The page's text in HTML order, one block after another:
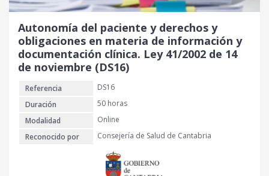
Autonomía del paciente y derechos y
obligaciones en materia de información y
documentación clínica. Ley 41/2002 de 14
de noviembre (DS16)
Referencia
DS16
Duración
50 horas
Modalidad
Online
Reconocido por
Consejería de Salud de Cantabria